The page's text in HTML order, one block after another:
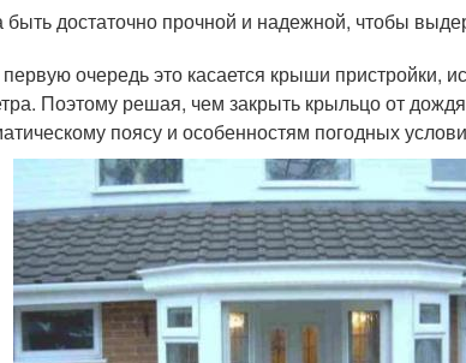
быть достаточно прочной и надежной, чтобы
очередь это касается крыши
Поэтому решая, чем закрыть крыльцо от
поясу и особенностям погодных